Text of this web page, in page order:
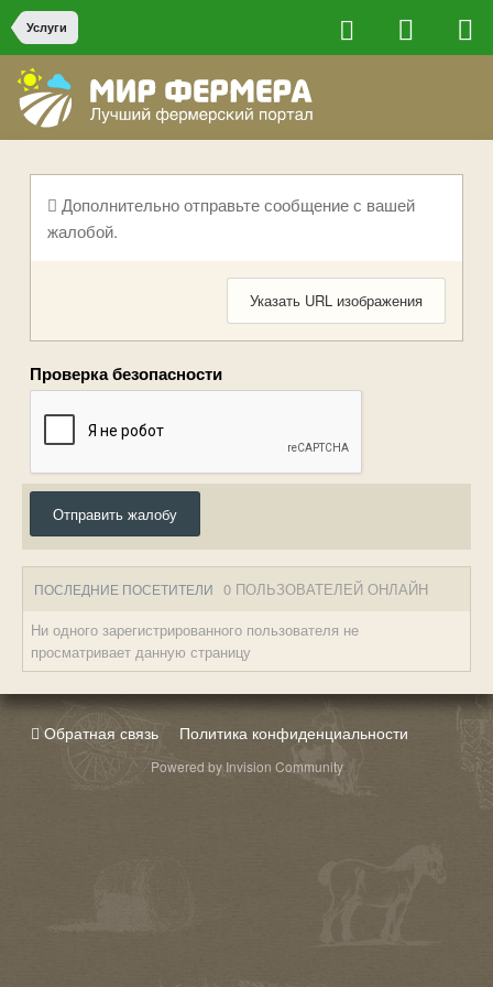
Услуги
Дополнительно отправьте сообщение с вашей
жалобой.
Указать URL изображения
Проверка безопасности
Отправить жалобу
ПОСЛЕДНИЕ ПОСЕТИТЕЛИ 0 ПОЛЬЗОВАТЕЛЕЙ ОНЛАЙН
Ни одного зарегистрированного пользователя не
просматривает данную страницу
Обратная связь Политика конфиденциальности
Powered by Invision Community